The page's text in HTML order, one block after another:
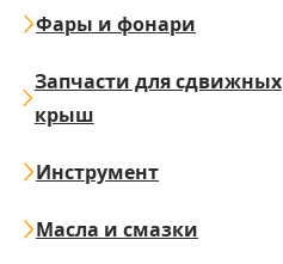
Фары и фонари
Запчасти для сдвижных
крыш
Инструмент
Масла и смазки